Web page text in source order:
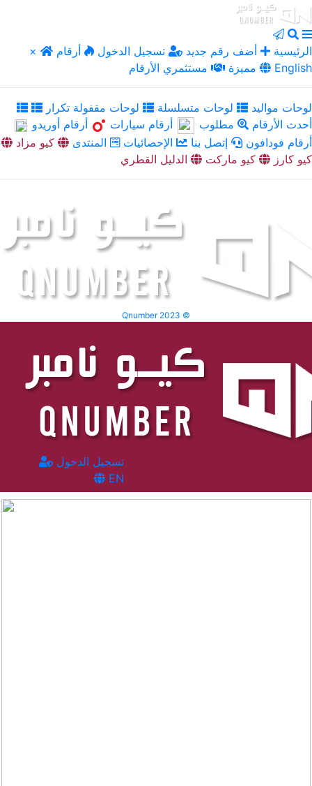
× الرئيسية أضف رقم جديد تسجيل الدخول
أرقام
مميزة
مستثمري الأرقام English
لوحات مواليد لوحات متسلسلة
لوحات مقفولة تكرار
أحدث الأرقام
مطلوب أرقام سيارات
أرقام أوريدو
أرقام فودافون
إتصل بنا الإحصائيات المنتدى
كيو مزاد
كيو كارز
كيو ماركت الدليل القطري
Qnumber 2023 ©
تسجيل الدخول
EN